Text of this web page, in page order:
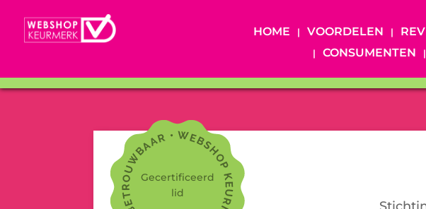
HOME VOORDELEN
CONSUMENTEN
Gecertificeerd
lid